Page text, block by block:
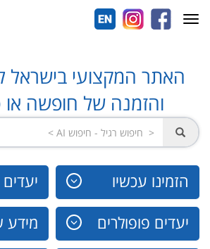
האתר המקצועי בישראל
והזמנה של חופשה או
הזמינו עכשיו
יעדים פופולרים מידע
Toggle
navigation